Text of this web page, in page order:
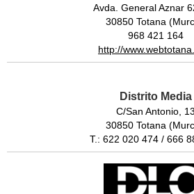
Avda. General Aznar
30850 Totana
968 421 164
http://
Distrito Media
C/San Antonio, 13
30850 Totana
T.: 622 020 474 / 666